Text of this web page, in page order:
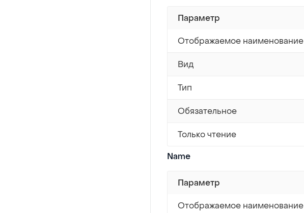
Параметр
Отображаемое наименование
Вид
Тип
Обязательное
Только чтение
Name
Параметр
Отображаемое наименование